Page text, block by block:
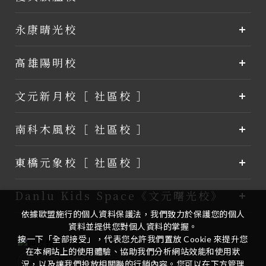
永康晴光校
高雄陽明校
文元新月校［ 社區校 ］
南科木風校［ 社區校 ］
東橋元象校［ 社區校 ］
Danlu Kids Space《文元曙光校》
依據歐盟施行的個人資料保護法，我們致力於保護您的個人
資料並提供您對個人資料的掌握。
按一下「全部接受」，代表您允許我們置放 Cookie 來提升您
在本網站上的使用體驗、協助我們分析網站效能和使用狀
況，以及讓我們投放相關聯的行銷內容。您可以在下方管理